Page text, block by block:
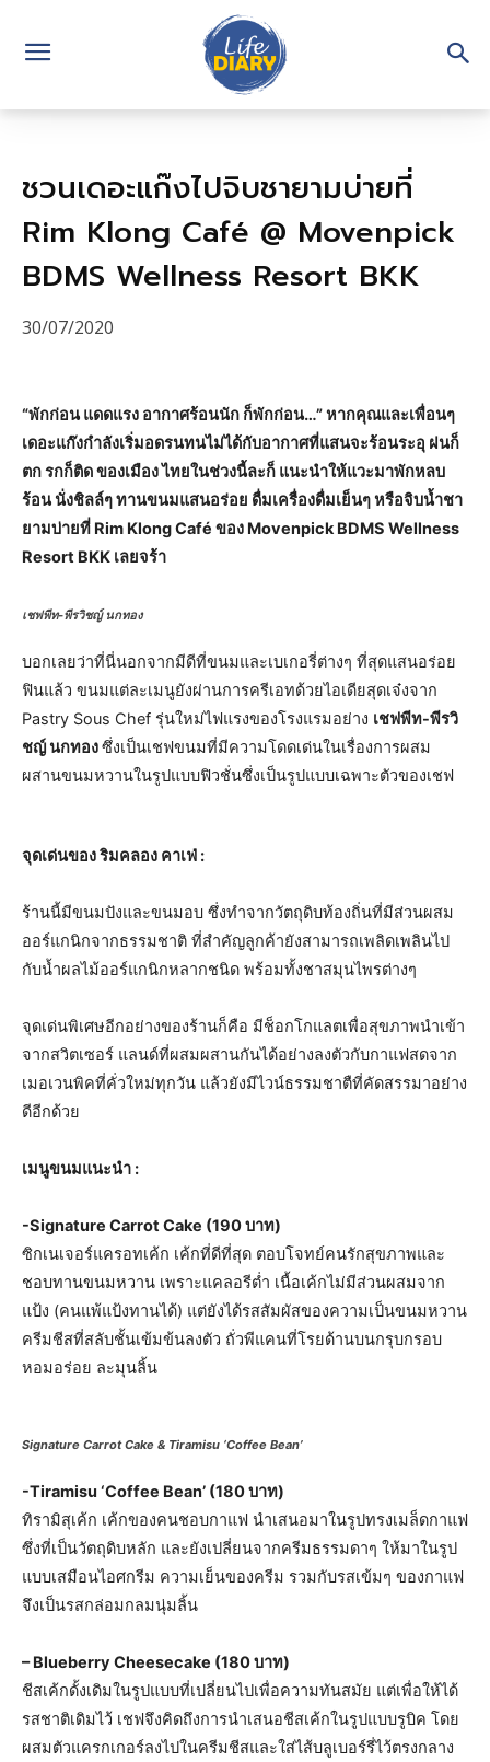
ชวนเดอะแก๊งไปจิบชายามบ่ายที่
Rim Klong Café @ Movenpick
BDMS Wellness Resort BKK
30/07/2020
“พักก่อน แดดแรง อากาศร้อนนัก ก็พักก่อน…” หากคุณและเพื่อนๆ
เดอะแก๊งกำลังเริ่มอดรนทนไม่ได้กับอากาศที่แสนจะร้อนระอุ ฝนก็
ตก รกก็ติด ของเมือง ไทยในช่วงนี้ละก็ แนะนำให้แวะมาพักหลบ
ร้อน นั่งชิลล์ๆ ทานขนมแสนอร่อย ดื่มเครื่องดื่มเย็นๆ หรือจิบน้ำชา
ยามบ่ายที่ Rim Klong Café ของ Movenpick BDMS Wellness
Resort BKK เลยจร้า
เชฟพีท-พีรวิชญ์ นกทอง
บอกเลยว่าที่นี่นอกจากมีดีที่ขนมและเบเกอรี่ต่างๆ ที่สุดแสนอร่อย
ฟินแล้ว ขนมแต่ละเมนูยังผ่านการครีเอทด้วยไอเดียสุดเจ๋งจาก
Pastry Sous Chef รุ่นใหม่ไฟแรงของโรงแรมอย่าง เชฟพีท-พีรวิ
ชญ์ นกทองซึ่งเป็นเชฟขนมที่มีความโดดเด่นในเรื่องการผสม
ผสานขนมหวานในรูปแบบฟิวชั่นซึ่งเป็นรูปแบบเฉพาะตัวของเชฟ
จุดเด่นของ ริมคลอง คาเฟ่ :
ร้านนี้มีขนมปังและขนมอบ ซึ่งทำจากวัตถุดิบท้องถิ่นที่มีส่วนผสม
ออร์แกนิกจากธรรมชาติ ที่สำคัญลูกค้ายังสามารถเพลิดเพลินไป
กับน้ำผลไม้ออร์แกนิกหลากชนิด พร้อมทั้งชาสมุนไพรต่างๆ
จุดเด่นพิเศษอีกอย่างของร้านก็คือ มีช็อกโกแลตเพื่อสุขภาพนำเข้า
จากสวิตเซอร์ แลนด์ที่ผสมผสานกันได้อย่างลงตัวกับกาแฟสดจาก
เมอเวนพิคที่คั่วใหม่ทุกวัน แล้วยังมีไวน์ธรรมชาตืที่คัดสรรมาอย่าง
ดีอีกด้วย
เมนูขนมแนะนำ :
-Signature Carrot Cake (190 บาท)
ซิกเนเจอร์แครอทเค้ก เค้กที่ดีที่สุด ตอบโจทย์คนรักสุขภาพและ
ชอบทานขนมหวาน เพราะแคลอรีต่ำ เนื้อเค้กไม่มีส่วนผสมจาก
แป้ง (คนแพ้แป้งทานได้) แต่ยังได้รสสัมผัสของความเป็นขนมหวาน
ครีมชีสที่สลับชั้นเข้มข้นลงตัว ถั่วพีแคนที่โรยด้านบนกรุบกรอบ
หอมอร่อย ละมุนลิ้น
Signature Carrot Cake & Tiramisu ‘Coffee Bean’
-Tiramisu ‘Coffee Bean’ (180 บาท)
ทิรามิสุเค้ก เค้กของคนชอบกาแฟ นำเสนอมาในรูปทรงเมล็ดกาแฟ
ซึ่งที่เป็นวัตถุดิบหลัก และยังเปลี่ยนจากครีมธรรมดาๆ ให้มาในรูป
แบบเสมือนไอศกรีม ความเย็นของครีม รวมกับรสเข้มๆ ของกาแฟ
จึงเป็นรสกล่อมกลมนุ่มลิ้น
– Blueberry Cheesecake (180 บาท)
ชีสเค้กดั้งเดิมในรูปแบบที่เปลี่ยนไปเพื่อความทันสมัย แต่เพื่อให้ได้
รสชาติเดิมไว้ เชฟจึงคิดถึงการนำเสนอชีสเค้กในรูปแบบรูบิค โดย
ผสมตัวแครกเกอร์ลงไปในครีมชีสและใส่ไส้บลูเบอร์รี่ไว้ตรงกลาง